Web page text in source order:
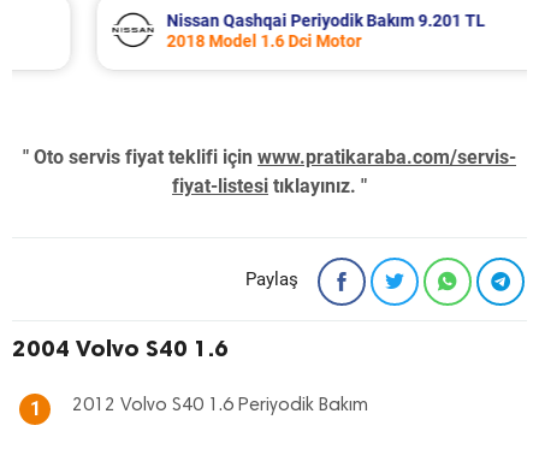
Nissan Qashqai Periyodik Bakım 9.201 TL
2018 Model 1.6 Dci Motor
" Oto servis fiyat teklifi için www.pratikaraba.com/servis-
fiyat-listesi tıklayınız. "
Paylaş
2004 Volvo S40 1.6
1 2012 Volvo S40 1.6 Periyodik Bakım